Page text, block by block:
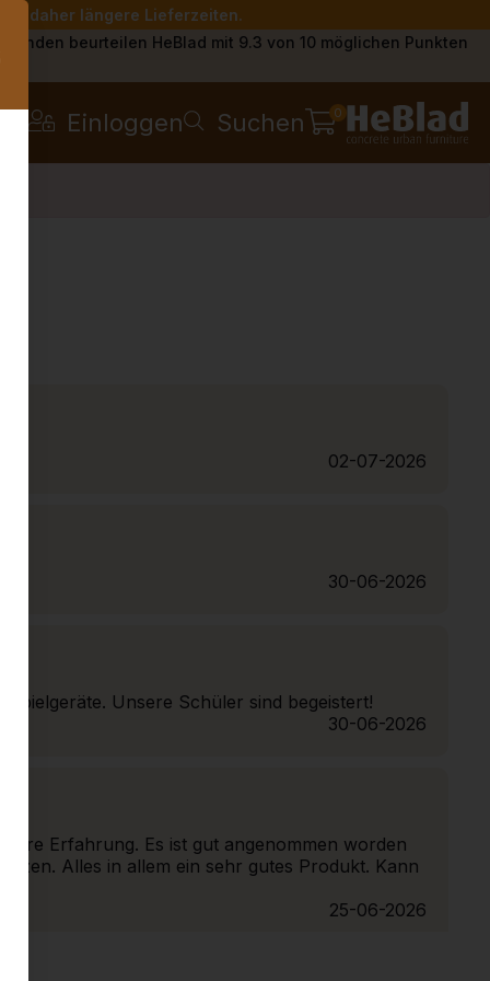
daher längere Lieferzeiten.
Kunden beurteilen HeBlad mit 9.3 von 10 möglichen Punkten
Einloggen Suchen 0
02-07-2026
30-06-2026
Unsere Schüler sind begeistert!
30-06-2026
Erfahrung. Es ist gut angenommen worden
Alles in allem ein sehr gutes Produkt. Kann
25-06-2026